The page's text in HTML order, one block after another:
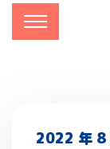
2022 年 8